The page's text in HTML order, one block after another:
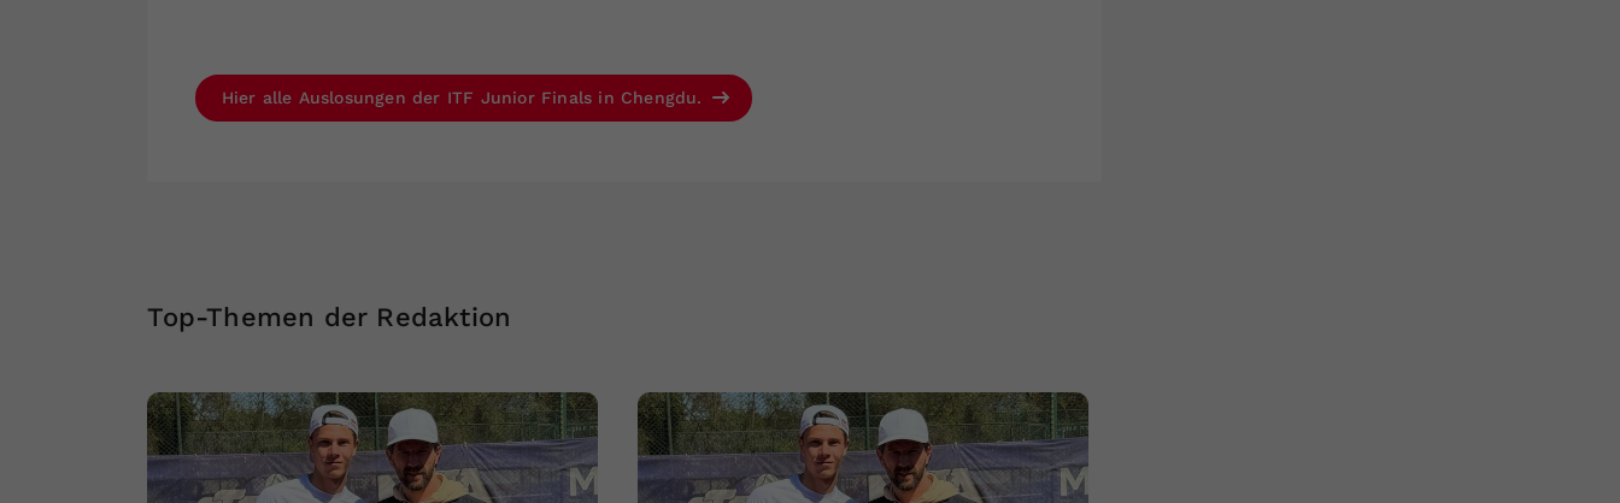
Hier alle Auslosungen der ITF Junior Finals in Chengdu.
Top-Themen der Redaktion